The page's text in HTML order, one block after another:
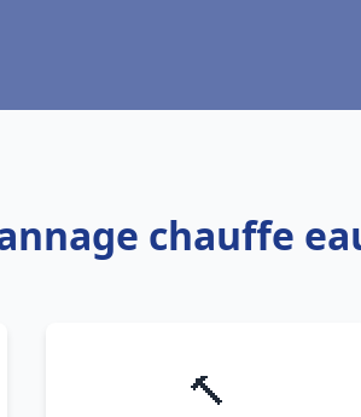
chauffe
🔨